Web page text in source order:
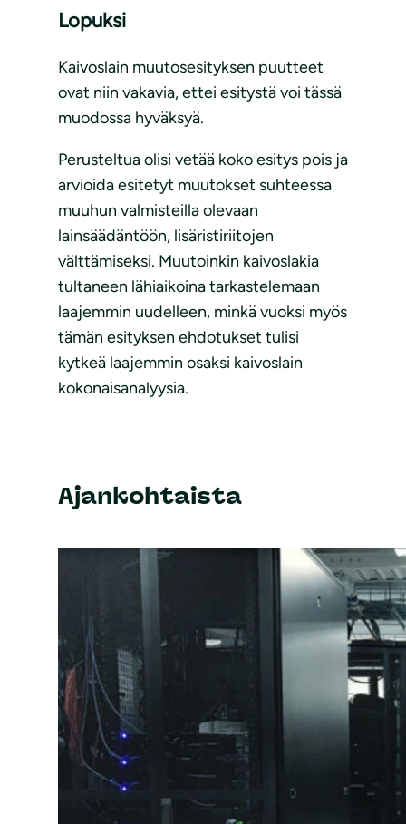
Lopuksi
Kaivoslain muutosesityksen puutteet
ovat niin vakavia, ettei esitystä voi tässä
muodossa hyväksyä.
Perusteltua olisi vetää koko esitys pois ja
arvioida esitetyt muutokset suhteessa
muuhun valmisteilla olevaan
lainsäädäntöön, lisäristiriitojen
välttämiseksi. Muutoinkin kaivoslakia
tultaneen lähiaikoina tarkastelemaan
laajemmin uudelleen, minkä vuoksi myös
tämän esityksen ehdotukset tulisi
kytkeä laajemmin osaksi kaivoslain
kokonaisanalyysia.
Ajankohtaista